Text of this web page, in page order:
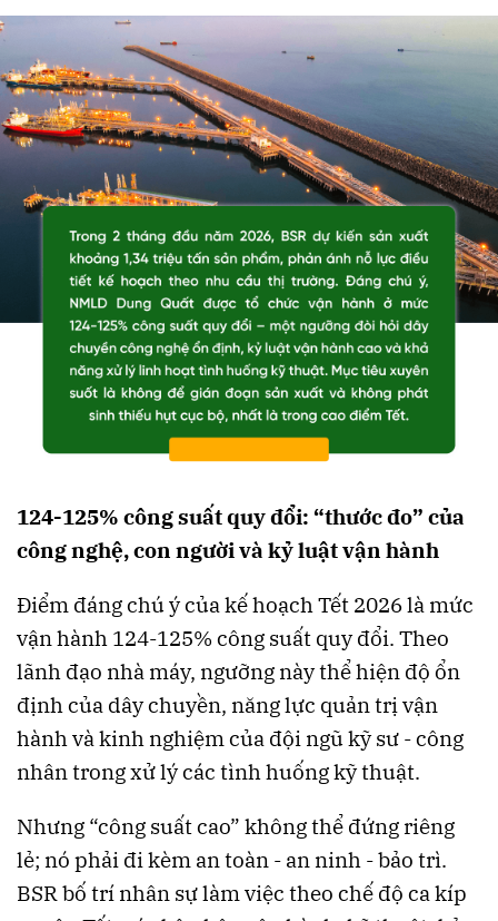
124-125% công suất quy đổi: “thước đo” của
công nghệ, con người và kỷ luật vận hành
Điểm đáng chú ý của kế hoạch Tết 2026 là mức
vận hành 124-125% công suất quy đổi. Theo
lãnh đạo nhà máy, ngưỡng này thể hiện độ ổn
định của dây chuyền, năng lực quản trị vận
hành và kinh nghiệm của đội ngũ kỹ sư - công
nhân trong xử lý các tình huống kỹ thuật.
Nhưng “công suất cao” không thể đứng riêng
lẻ; nó phải đi kèm an toàn - an ninh - bảo trì.
BSR bố trí nhân sự làm việc theo chế độ ca kíp